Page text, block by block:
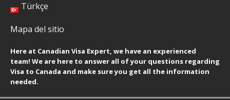
Türkçe
Mapa del sitio
Here at Canadian Visa Expert, we have an experienced
team! We are here to answer all of your questions regarding
Visa to Canada and make sure you get all the information
needed.